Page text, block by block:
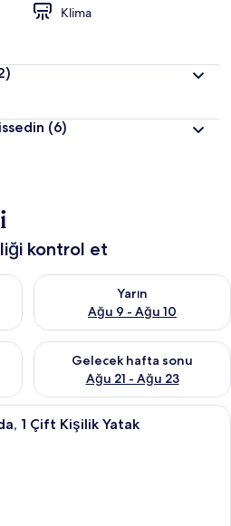
Klima
(6)
kontrol et
et Ağu 8 - Ağu 9
Yarın
Ağu 9 - Ağu 10
Yarın için müsaitliği kontrol
et Ağu 14 - Ağu 16
Gelecek hafta sonu
Ağu 21 - Ağu 23
Önümüzdeki hafta sonu için
Basic Tek Büyük Yataklı Oda, 1 Çift
1 Çift Kişilik Yatak